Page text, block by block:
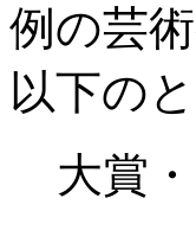
例の芸
以下のと
大賞